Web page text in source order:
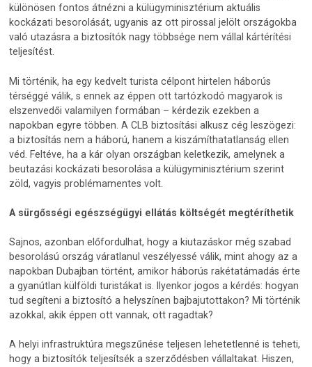
különösen fontos átnézni a külügyminisztérium aktuális
kockázati besorolását, ugyanis az ott pirossal jelölt országokba
való utazásra a biztosítók nagy többsége nem vállal kártérítési
teljesítést.
Mi történik, ha egy kedvelt turista célpont hirtelen háborús
térséggé válik, s ennek az éppen ott tartózkodó magyarok is
elszenvedői valamilyen formában – kérdezik ezekben a
napokban egyre többen. A CLB biztosítási alkusz cég leszögezi:
a biztosítás nem a háború, hanem a kiszámíthatatlanság ellen
véd. Feltéve, ha a kár olyan országban keletkezik, amelynek a
beutazási kockázati besorolása a külügyminisztérium szerint
zöld, vagyis problémamentes volt.
A sürgősségi egészségügyi ellátás költségét megtéríthetik
Sajnos, azonban előfordulhat, hogy a kiutazáskor még szabad
besorolású ország váratlanul veszélyessé válik, mint ahogy az a
napokban Dubajban történt, amikor háborús rakétatámadás érte
a gyanútlan külföldi turistákat is. Ilyenkor jogos a kérdés: hogyan
tud segíteni a biztosító a helyszínen bajbajutottakon? Mi történik
azokkal, akik éppen ott vannak, ott ragadtak?
A helyi infrastruktúra megszűnése teljesen lehetetlenné is teheti,
hogy a biztosítók teljesítsék a szerződésben vállaltakat. Hiszen,